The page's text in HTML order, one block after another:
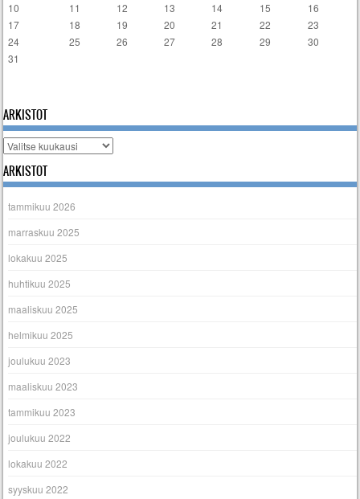
10
11 12 13 14 15
16
17
18 19 20 21 22
23
24
25 26 27 28 29
30
31
ARKISTOT
Arkistot
ARKISTOT
tammikuu 2026
marraskuu 2025
lokakuu 2025
huhtikuu 2025
maaliskuu 2025
helmikuu 2025
joulukuu 2023
maaliskuu 2023
tammikuu 2023
joulukuu 2022
lokakuu 2022
syyskuu 2022